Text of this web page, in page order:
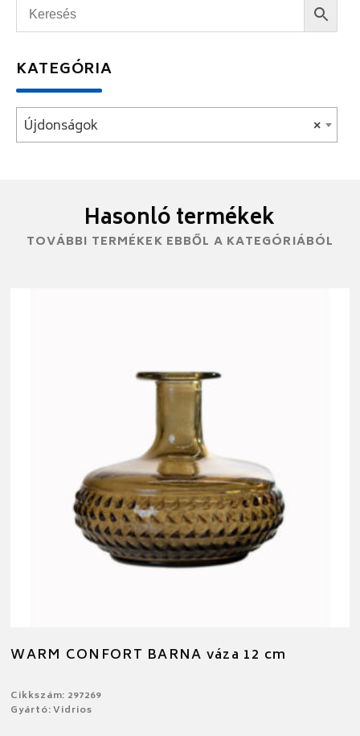
KATEGÓRIA
×
Újdonságok
Hasonló termékek
TOVÁBBI TERMÉKEK EBBŐL A KATEGÓRIÁBÓL
WARM CONFORT BARNA váza 12 cm
Cikkszám: 297269
Gyártó: Vidrios